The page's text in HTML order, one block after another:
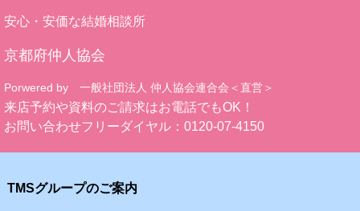
安心・安価な結婚相談所
京都府仲人協会
Porwered by 一般社団法人 仲人協会連合会＜直営＞
来店予約や資料のご請求はお電話でもOK！
お問い合わせフリーダイヤル： 0120-07-4150
TMSグループのご案内